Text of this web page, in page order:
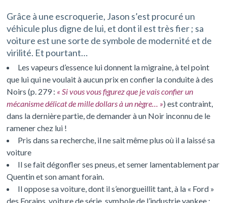
Grâce à une escroquerie, Jason s’est procuré un
véhicule plus digne de lui, et dont il est très fier ; sa
voiture est une sorte de symbole de modernité et de
virilité. Et pourtant…
Les vapeurs d’essence lui donnent la migraine, à tel point
que lui qui ne voulait à aucun prix en confier la conduite à des
Noirs (p. 279 : « Si vous vous figurez que je vais confier un
mécanisme délicat de mille dollars à un nègre… ») est contraint,
dans la dernière partie, de demander à un Noir inconnu de le
ramener chez lui !
Pris dans sa recherche, il ne sait même plus où il a laissé sa
voiture
Il se fait dégonfler ses pneus, et semer lamentablement par
Quentin et son amant forain.
Il oppose sa voiture, dont il s’enorgueillit tant, à la « Ford »
des Forains, voiture de série, symbole de l’industrie yankee ;